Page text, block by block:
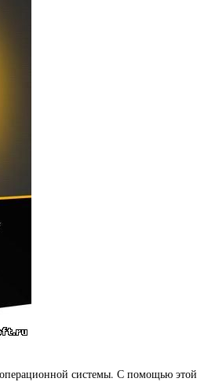
системы. С помощью этой